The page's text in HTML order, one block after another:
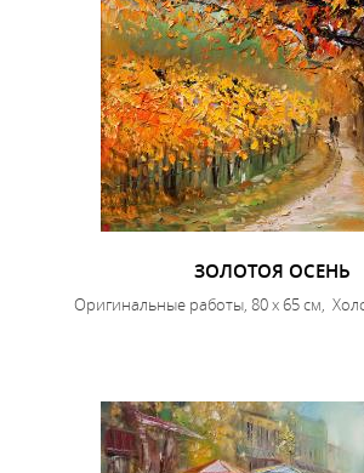
ЗОЛОТОЯ ОСЕНЬ
Оригинальные работы, 80 x 65 см,